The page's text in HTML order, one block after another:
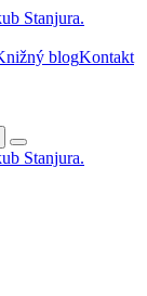
blogKontakt